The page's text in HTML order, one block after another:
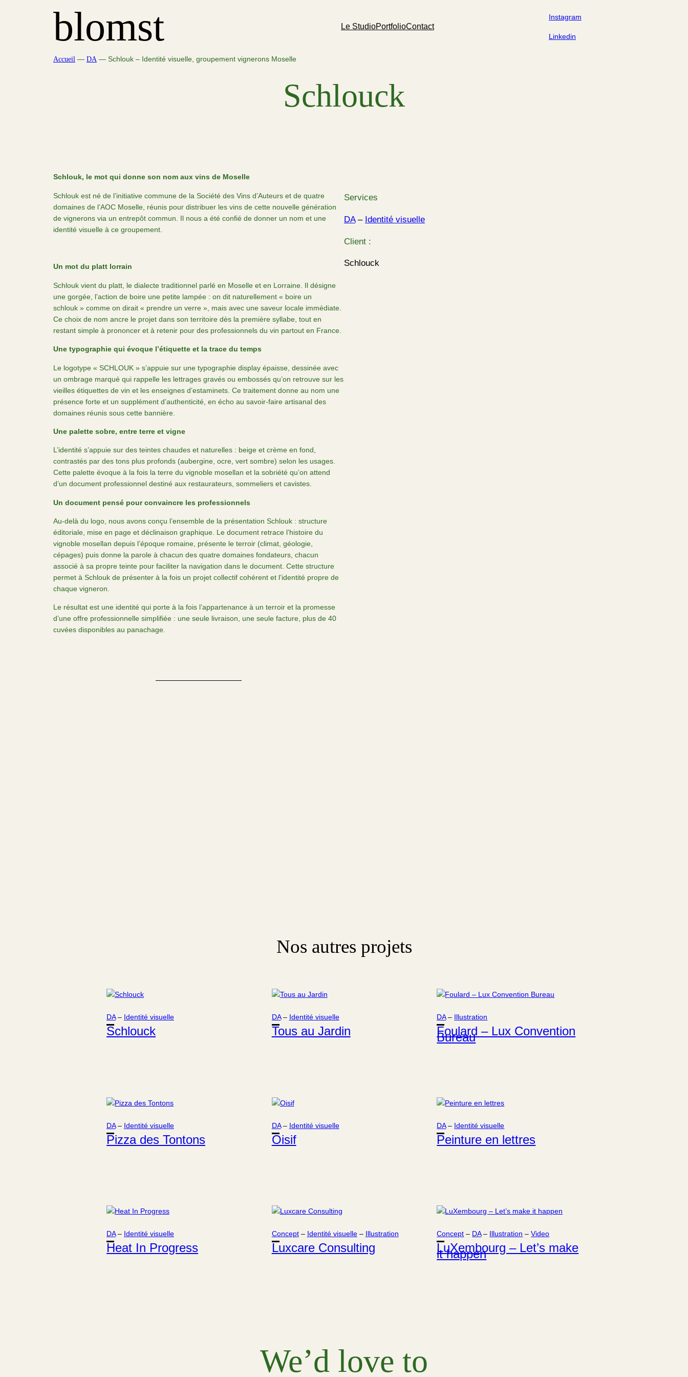
blomst Le StudioPortfolioContact
Instagram
Linkedin
Accueil — DA — Schlouk – Identité visuelle, groupement vignerons Moselle
Schlouck
Schlouk, le mot qui donne son nom aux vins de Moselle
Schlouk est né de l’initiative commune de la Société des Vins d’Auteurs et de quatre
domaines de l’AOC Moselle, réunis pour distribuer les vins de cette nouvelle génération
de vignerons via un entrepôt commun. Il nous a été confié de donner un nom et une
identité visuelle à ce groupement.
Un mot du platt lorrain
Schlouk vient du platt, le dialecte traditionnel parlé en Moselle et en Lorraine. Il désigne
une gorgée, l’action de boire une petite lampée : on dit naturellement « boire un
schlouk » comme on dirait « prendre un verre », mais avec une saveur locale immédiate.
Ce choix de nom ancre le projet dans son territoire dès la première syllabe, tout en
restant simple à prononcer et à retenir pour des professionnels du vin partout en France.
Une typographie qui évoque l’étiquette et la trace du temps
Le logotype « SCHLOUK » s’appuie sur une typographie display épaisse, dessinée avec
un ombrage marqué qui rappelle les lettrages gravés ou embossés qu’on retrouve sur les
vieilles étiquettes de vin et les enseignes d’estaminets. Ce traitement donne au nom une
présence forte et un supplément d’authenticité, en écho au savoir-faire artisanal des
domaines réunis sous cette bannière.
Une palette sobre, entre terre et vigne
L’identité s’appuie sur des teintes chaudes et naturelles : beige et crème en fond,
contrastés par des tons plus profonds (aubergine, ocre, vert sombre) selon les usages.
Cette palette évoque à la fois la terre du vignoble mosellan et la sobriété qu’on attend
d’un document professionnel destiné aux restaurateurs, sommeliers et cavistes.
Un document pensé pour convaincre les professionnels
Au-delà du logo, nous avons conçu l’ensemble de la présentation Schlouk : structure
éditoriale, mise en page et déclinaison graphique. Le document retrace l’histoire du
vignoble mosellan depuis l’époque romaine, présente le terroir (climat, géologie,
cépages) puis donne la parole à chacun des quatre domaines fondateurs, chacun
associé à sa propre teinte pour faciliter la navigation dans le document. Cette structure
permet à Schlouk de présenter à la fois un projet collectif cohérent et l’identité propre de
chaque vigneron.
Le résultat est une identité qui porte à la fois l’appartenance à un terroir et la promesse
d’une offre professionnelle simplifiée : une seule livraison, une seule facture, plus de 40
cuvées disponibles au panachage.
Services
DA – Identité visuelle
Client :
Schlouck
Nos autres projets
DA – Identité visuelle
Schlouck
DA – Identité visuelle
Tous au Jardin
DA – Illustration
Foulard – Lux Convention
Bureau
DA – Identité visuelle
Pizza des Tontons
DA – Identité visuelle
Oisif
DA – Identité visuelle
Peinture en lettres
DA – Identité visuelle
Heat In Progress
Concept – Identité visuelle – Illustration
Luxcare Consulting
Concept – DA – Illustration – Video
LuXembourg – Let’s make
it happen
We’d love to